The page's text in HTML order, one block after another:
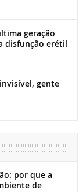
geração
disfunção erétil
gente
por que a
de